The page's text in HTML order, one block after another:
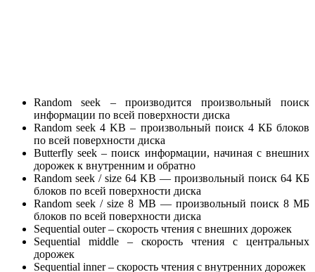
Random seek – производится произвольный поиск
информации по всей поверхности диска
Random seek 4 KB – произвольный поиск 4 КБ блоков
по всей поверхности диска
Butterfly seek – поиск информации, начиная с внешних
дорожек к внутренним и обратно
Random seek / size 64 KB — произвольный поиск 64 КБ
блоков по всей поверхности диска
Random seek / size 8 MB — произвольный поиск 8 МБ
блоков по всей поверхности диска
Sequential outer – скорость чтения с внешних дорожек
Sequential middle – скорость чтения с центральных
дорожек
Sequential inner – скорость чтения с внутренних дорожек